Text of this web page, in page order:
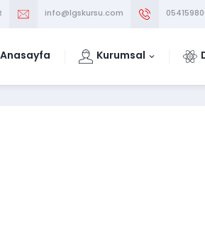
info@lgskursu.com
Anasayfa Kurumsal